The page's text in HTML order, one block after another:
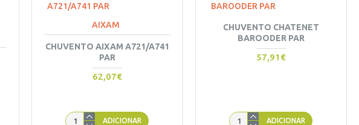
AIXAM
CHUVENTO AIXAM A721/A741
PAR
62,07€
ADICIONAR
CHUVENTO CHATENET
BAROODER PAR
57,91€
ADICIONAR